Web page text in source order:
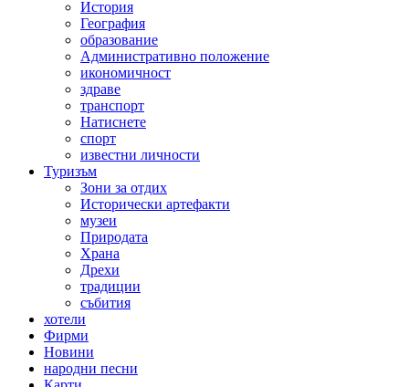
История
География
образование
Административно положение
икономичност
здраве
транспорт
Натиснете
спорт
известни личности
Туризъм
Зони за отдих
Исторически артефакти
музеи
Природата
Храна
Дрехи
традиции
събития
хотели
Фирми
Новини
народни песни